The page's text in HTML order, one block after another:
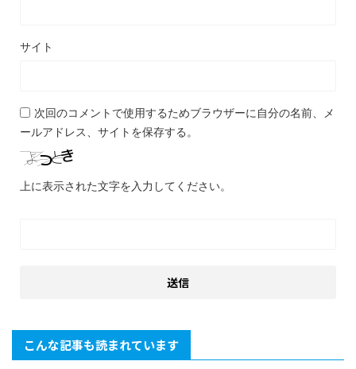
サイト
次回のコメントで使用するためブラウザーに自分の名前、メ
ールアドレス、サイトを保存する。
上に表示された文字を入力してください。
こんな記事も読まれています